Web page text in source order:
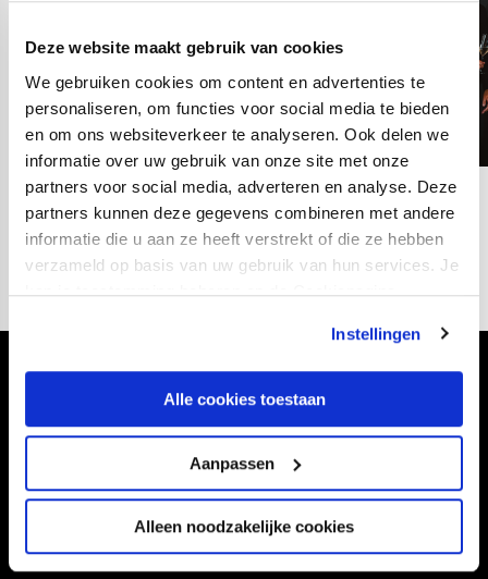
Deze website maakt gebruik van cookies
We gebruiken cookies om content en advertenties te
personaliseren, om functies voor social media te bieden
en om ons websiteverkeer te analyseren. Ook delen we
informatie over uw gebruik van onze site met onze
partners voor social media, adverteren en analyse. Deze
partners kunnen deze gegevens combineren met andere
informatie die u aan ze heeft verstrekt of die ze hebben
verzameld op basis van uw gebruik van hun services. Je
kan je toestemming beheren op de Cookiepagina.
Instellingen
Alle cookies toestaan
Aanpassen
Alleen noodzakelijke cookies
02fotos
Navigeer naar
CLUB
FOUNDATION